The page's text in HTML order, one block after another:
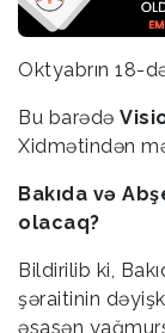
Oktyabrın 18-
Bu barədə
Xidmətindən
Bakıda və
olacaq?
Bildirilib ki,
şəraitinin
əsasən